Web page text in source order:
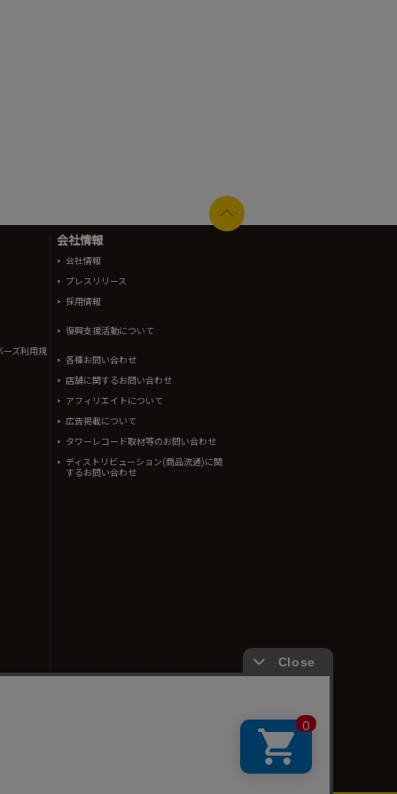
ーズ利用規
会社情報
会社情報
プレスリリース
採用情報
復興支援活動について
各種お問い合わせ
店舗に関するお問い合わせ
アフィリエイトについて
広告掲載について
タワーレコード取材等のお問い合わせ
ディストリビューション(商品流通)に関
するお問い合わせ